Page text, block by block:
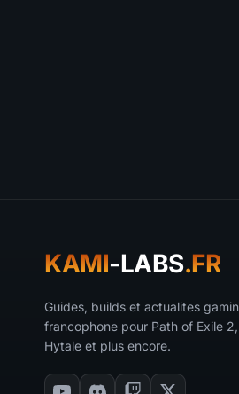
KAMI-LABS.FR
Guides, builds et actualites
francophone pour Path of Exile
Hytale et plus encore.